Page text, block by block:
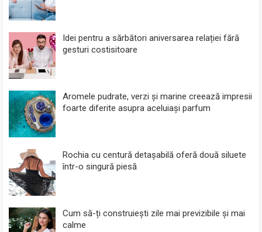
Idei pentru a sărbători aniversarea relației fără
gesturi costisitoare
Aromele pudrate, verzi și marine creează impresii
foarte diferite asupra aceluiași parfum
Rochia cu centură detașabilă oferă două siluete
într-o singură piesă
Cum să-ți construiești zile mai previzibile și mai
calme